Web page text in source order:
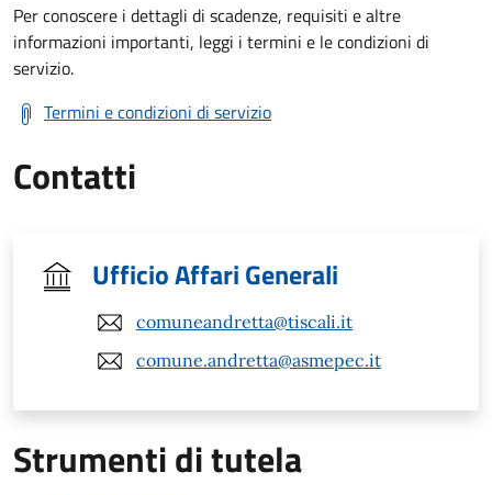
Per conoscere i dettagli di scadenze, requisiti e altre
informazioni importanti, leggi i termini e le condizioni di
servizio.
Termini e condizioni di servizio
Contatti
Ufficio Affari Generali
comuneandretta@tiscali.it
comune.andretta@asmepec.it
Strumenti di tutela